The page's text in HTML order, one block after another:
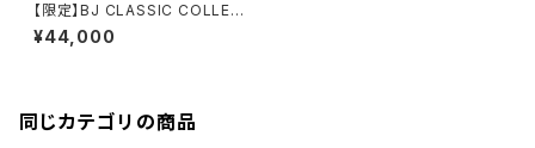
【限定】BJ CLASSIC COLLEC
TION PREM-114NT BJクラシ
ック マットブラック 限定カラー
¥44,000
同じカテゴリの商品